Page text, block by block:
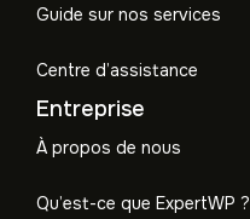
Guide sur nos services
Centre d’assistance
Entreprise
À propos de nous
Qu’est-ce que ExpertWP ?